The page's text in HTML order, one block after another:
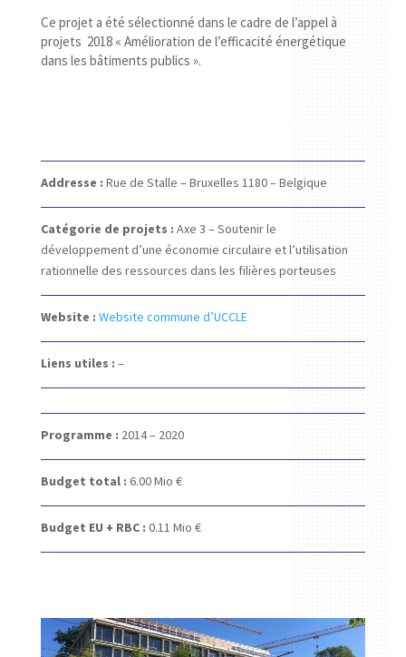
Ce projet a été sélectionné dans le cadre de l’appel à
projets 2018 « Amélioration de l’efficacité énergétique
dans les bâtiments publics ».
Addresse : Rue de Stalle – Bruxelles 1180 – Belgique
Catégorie de projets : Axe 3 – Soutenir le
développement d’une économie circulaire et l’utilisation
rationnelle des ressources dans les filières porteuses
Website : Website commune d’UCCLE
Liens utiles : –
Programme : 2014 – 2020
Budget total : 6.00 Mio €
Budget EU + RBC : 0.11 Mio €